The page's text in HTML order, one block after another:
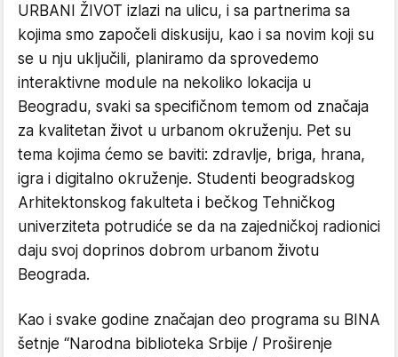
URBANI ŽIVOT izlazi na ulicu, i sa partnerima sa
kojima smo započeli diskusiju, kao i sa novim koji su
se u nju uključili, planiramo da sprovedemo
interaktivne module na nekoliko lokacija u
Beogradu, svaki sa specifičnom temom od značaja
za kvalitetan život u urbanom okruženju. Pet su
tema kojima ćemo se baviti: zdravlje, briga, hrana,
igra i digitalno okruženje. Studenti beogradskog
Arhitektonskog fakulteta i bečkog Tehničkog
univerziteta potrudiće se da na zajedničkoj radionici
daju svoj doprinos dobrom urbanom životu
Beograda.
Kao i svake godine značajan deo programa su BINA
šetnje “Narodna biblioteka Srbije / Proširenje